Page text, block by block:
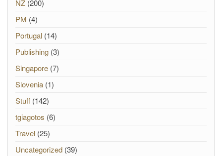
NZ (200)
PM (4)
Portugal (14)
Publishing (3)
Singapore (7)
Slovenia (1)
Stuff (142)
tgiagotos (6)
Travel (25)
Uncategorized (39)